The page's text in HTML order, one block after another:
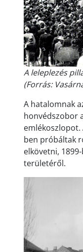
A leleplezés
(Forrás:
A hatalomnak
honvédszobor
emlékoszlopot.
ben próbáltak
elkövetni,
területéről.